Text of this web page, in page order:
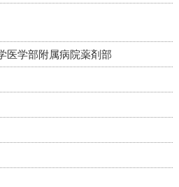
医学部附属病院薬剤部